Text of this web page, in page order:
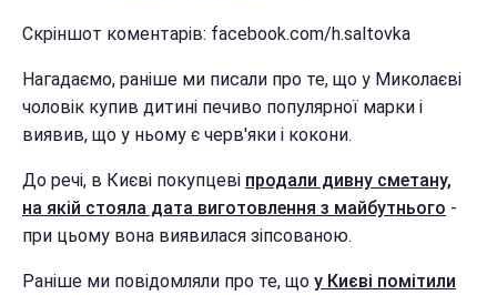
Скріншот коментарів: facebook.com/h.saltovka
Нагадаємо, раніше ми писали про те, що у Миколаєві
чоловік купив дитині печиво популярної марки і
виявив, що у ньому є черв'яки і кокони.
До речі, в Києві покупцеві продали дивну сметану,
на якій стояла дата виготовлення з майбутнього -
при цьому вона виявилася зіпсованою.
Раніше ми повідомляли про те, що у Києві помітили